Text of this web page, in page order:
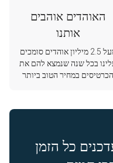
האוהדים אוהבים
אותנו
מעל 2.5 מיליון אוהדים סומכים
בכל שנה שנמצא להם את
הכרטיסים במחיר הטוב ביותר
כל הזמן